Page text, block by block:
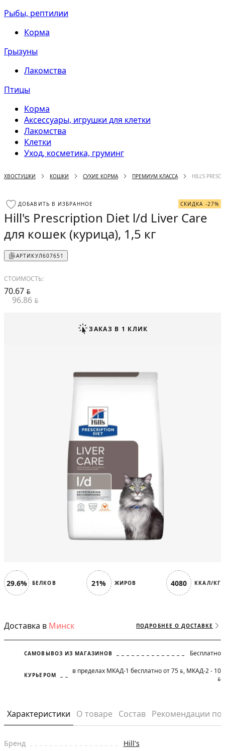
Рыбы, рептилии
Корма
Грызуны
Лакомства
Птицы
Корма
Аксессуары, игрушки для клетки
Лакомства
Клетки
Уход, косметика, груминг
ХВОСТУШКИ КОШКИ СУХИЕ КОРМА ПРЕМИУМ КЛАССА HILL'S
29.6% БЕЛКОВ 21% ЖИРОВ 4080 ККАЛ/КГ
Доставка в Минск ПОДРОБНЕЕ О ДОСТАВКЕ
САМОВЫВОЗ ИЗ МАГАЗИНОВ Бесплатно
КУРЬЕРОМ в пределах МКАД-1 бесплатно от 75 BYN, МКАД-2 - 10
BYN
Характеристики О товаре Состав Рекомендации
Бренд Hill's
ДОБАВИТЬ В ИЗБРАННОЕ СКИДКА -27%
Hill's Prescription Diet l/d Liver Care
для кошек (курица), 1,5 кг
АРТИКУЛ607651
СТОИМОСТЬ:
70.67 BYN
96.86 BYN
ЗАКАЗ В 1 КЛИК